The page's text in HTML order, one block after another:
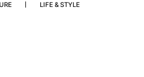
LIFE & STYLE